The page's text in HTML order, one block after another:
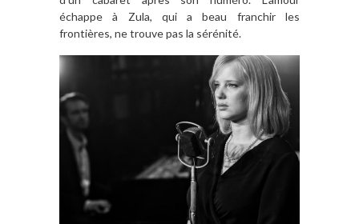
échappe à Zula, qui a beau franchir les
frontières, ne trouve pas la sérénité.